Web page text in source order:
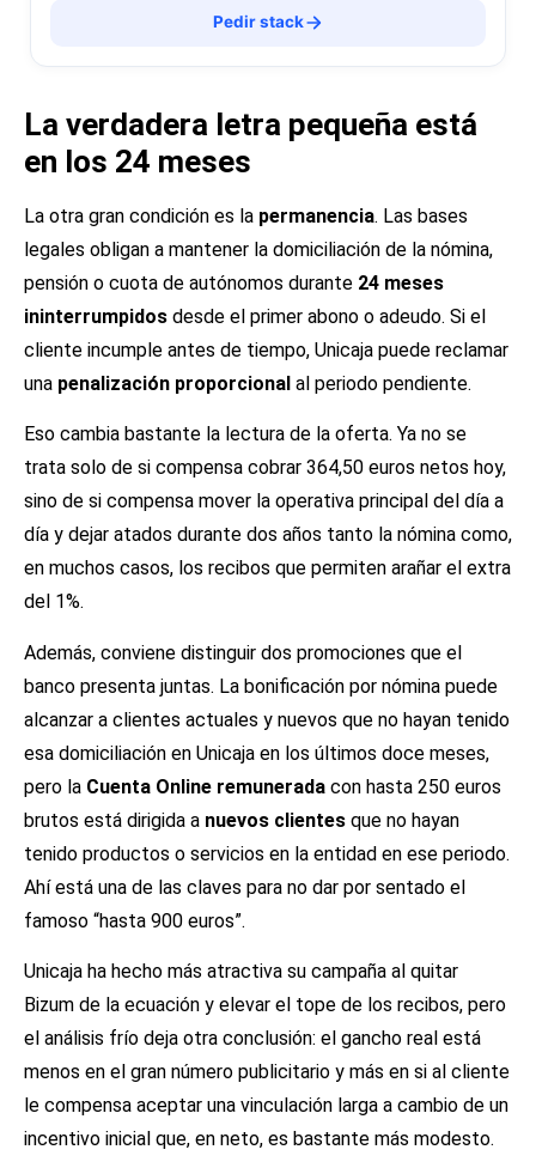
Pedir stack
La verdadera letra pequeña está
en los 24 meses
La otra gran condición es la permanencia. Las bases
legales obligan a mantener la domiciliación de la nómina,
pensión o cuota de autónomos durante 24 meses
ininterrumpidos desde el primer abono o adeudo. Si el
cliente incumple antes de tiempo, Unicaja puede reclamar
una penalización proporcional al periodo pendiente.
Eso cambia bastante la lectura de la oferta. Ya no se
trata solo de si compensa cobrar 364,50 euros netos hoy,
sino de si compensa mover la operativa principal del día a
día y dejar atados durante dos años tanto la nómina como,
en muchos casos, los recibos que permiten arañar el extra
del 1%.
Además, conviene distinguir dos promociones que el
banco presenta juntas. La bonificación por nómina puede
alcanzar a clientes actuales y nuevos que no hayan tenido
esa domiciliación en Unicaja en los últimos doce meses,
pero la Cuenta Online remunerada con hasta 250 euros
brutos está dirigida a nuevos clientes que no hayan
tenido productos o servicios en la entidad en ese periodo.
Ahí está una de las claves para no dar por sentado el
famoso “hasta 900 euros”.
Unicaja ha hecho más atractiva su campaña al quitar
Bizum de la ecuación y elevar el tope de los recibos, pero
el análisis frío deja otra conclusión: el gancho real está
menos en el gran número publicitario y más en si al cliente
le compensa aceptar una vinculación larga a cambio de un
incentivo inicial que, en neto, es bastante más modesto.